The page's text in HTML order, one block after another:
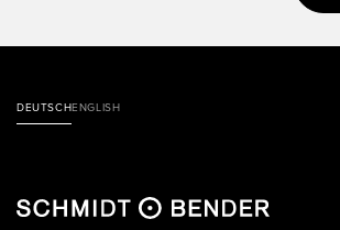
DEUTSCHENGLISH